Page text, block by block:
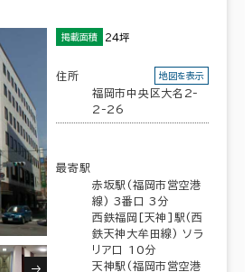
掲載面積 24坪
住所
福岡市中央区大名2-
2-26
地図を表示
最寄駅
赤坂駅(福岡市営空港
線) 3番口 3分
西鉄福岡[天神]駅(西
鉄天神大牟田線) ソラ
リア口 10分
天神駅(福岡市営空港